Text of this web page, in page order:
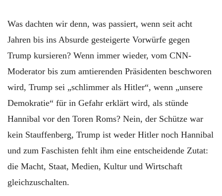
Was dachten wir denn, was passiert, wenn seit acht
Jahren bis ins Absurde gesteigerte Vorwürfe gegen
Trump kursieren? Wenn immer wieder, vom CNN-
Moderator bis zum amtierenden Präsidenten beschworen
wird, Trump sei „schlimmer als Hitler“, wenn „unsere
Demokratie“ für in Gefahr erklärt wird, als stünde
Hannibal vor den Toren Roms? Nein, der Schütze war
kein Stauffenberg, Trump ist weder Hitler noch Hannibal
und zum Faschisten fehlt ihm eine entscheidende Zutat:
die Macht, Staat, Medien, Kultur und Wirtschaft
gleichzuschalten.